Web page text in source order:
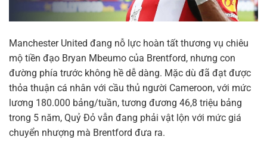
Manchester United đang nỗ lực hoàn tất thương vụ chiêu
mộ tiền đạo Bryan Mbeumo của Brentford, nhưng con
đường phía trước không hề dễ dàng. Mặc dù đã đạt được
thỏa thuận cá nhân với cầu thủ người Cameroon, với mức
lương 180.000 bảng/tuần, tương đương 46,8 triệu bảng
trong 5 năm, Quỷ Đỏ vẫn đang phải vật lộn với mức giá
chuyển nhượng mà Brentford đưa ra.